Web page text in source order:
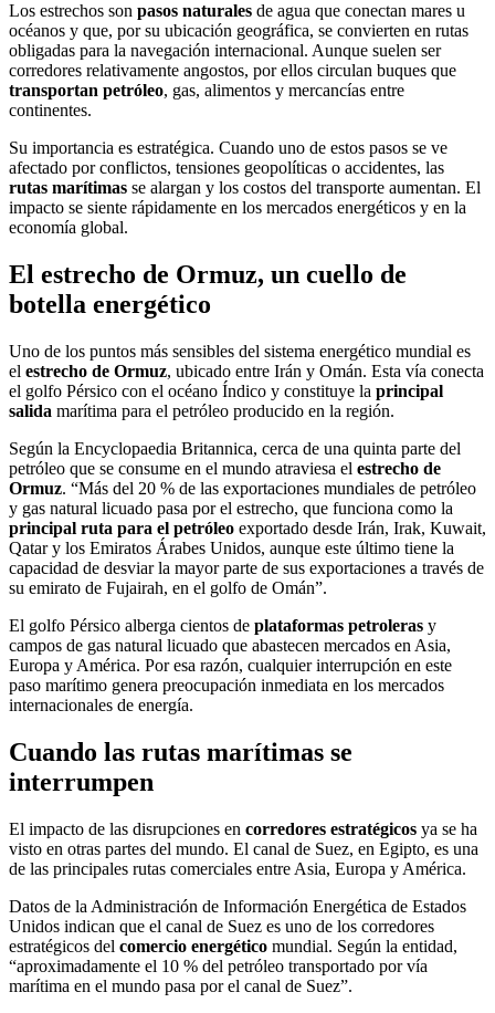
Los estrechos son pasos naturales de agua que conectan mares u
océanos y que, por su ubicación geográfica, se convierten en rutas
obligadas para la navegación internacional. Aunque suelen ser
corredores relativamente angostos, por ellos circulan buques que
transportan petróleo, gas, alimentos y mercancías entre
continentes.
Su importancia es estratégica. Cuando uno de estos pasos se ve
afectado por conflictos, tensiones geopolíticas o accidentes, las
rutas marítimas se alargan y los costos del transporte aumentan. El
impacto se siente rápidamente en los mercados energéticos y en la
economía global.
El estrecho de Ormuz, un cuello de
botella energético
Uno de los puntos más sensibles del sistema energético mundial es
el estrecho de Ormuz, ubicado entre Irán y Omán. Esta vía conecta
el golfo Pérsico con el océano Índico y constituye la principal
salida marítima para el petróleo producido en la región.
Según la Encyclopaedia Britannica, cerca de una quinta parte del
petróleo que se consume en el mundo atraviesa el estrecho de
Ormuz. “Más del 20 % de las exportaciones mundiales de petróleo
y gas natural licuado pasa por el estrecho, que funciona como la
principal ruta para el petróleo exportado desde Irán, Irak, Kuwait,
Qatar y los Emiratos Árabes Unidos, aunque este último tiene la
capacidad de desviar la mayor parte de sus exportaciones a través de
su emirato de Fujairah, en el golfo de Omán”.
El golfo Pérsico alberga cientos de plataformas petroleras y
campos de gas natural licuado que abastecen mercados en Asia,
Europa y América. Por esa razón, cualquier interrupción en este
paso marítimo genera preocupación inmediata en los mercados
internacionales de energía.
Cuando las rutas marítimas se
interrumpen
El impacto de las disrupciones en corredores estratégicos ya se ha
visto en otras partes del mundo. El canal de Suez, en Egipto, es una
de las principales rutas comerciales entre Asia, Europa y América.
Datos de la Administración de Información Energética de Estados
Unidos indican que el canal de Suez es uno de los corredores
estratégicos del comercio energético mundial. Según la entidad,
“aproximadamente el 10 % del petróleo transportado por vía
marítima en el mundo pasa por el canal de Suez”.